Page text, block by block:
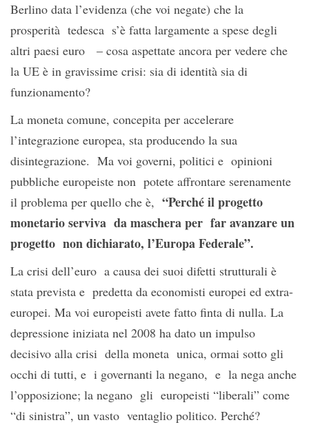
Berlino data l’evidenza (che voi negate) che la
prosperità tedesca s’è fatta largamente a spese degli
altri paesi euro – cosa aspettate ancora per vedere che
la UE è in gravissime crisi: sia di identità sia di
funzionamento?
La moneta comune, concepita per accelerare
l’integrazione europea, sta producendo la sua
disintegrazione. Ma voi governi, politici e opinioni
pubbliche europeiste non potete affrontare serenamente
il problema per quello che è, “Perché il progetto
monetario serviva da maschera per far avanzare un
progetto non dichiarato, l’Europa Federale”.
La crisi dell’euro a causa dei suoi difetti strutturali è
stata prevista e predetta da economisti europei ed extra-
europei. Ma voi europeisti avete fatto finta di nulla. La
depressione iniziata nel 2008 ha dato un impulso
decisivo alla crisi della moneta unica, ormai sotto gli
occhi di tutti, e i governanti la negano, e la nega anche
l’opposizione; la negano gli europeisti “liberali” come
“di sinistra”, un vasto ventaglio politico. Perché?